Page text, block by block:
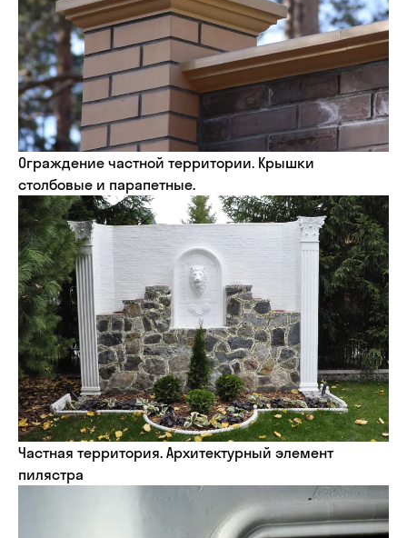
Ограждение частной территории. Крышки
столбовые и парапетные.
Частная территория. Архитектурный элемент
пилястра